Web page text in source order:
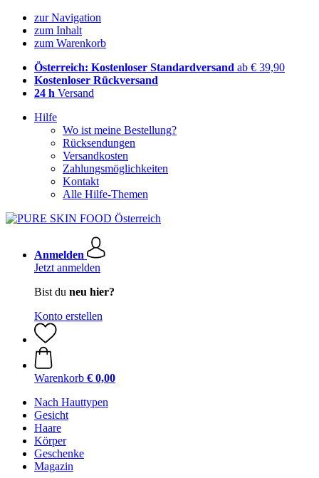
zur Navigation
zum Inhalt
zum Warenkorb
Österreich: Kostenloser Standardversand ab € 39,90
Kostenloser Rückversand
24 h Versand
Hilfe
Wo ist meine Bestellung?
Rücksendungen
Versandkosten
Zahlungsmöglichkeiten
Kontakt
Alle Hilfe-Themen
Anmelden
Jetzt anmelden
Bist du neu hier?
Konto erstellen
Warenkorb € 0,00
Nach Hauttypen
Gesicht
Haare
Körper
Geschenke
Magazin